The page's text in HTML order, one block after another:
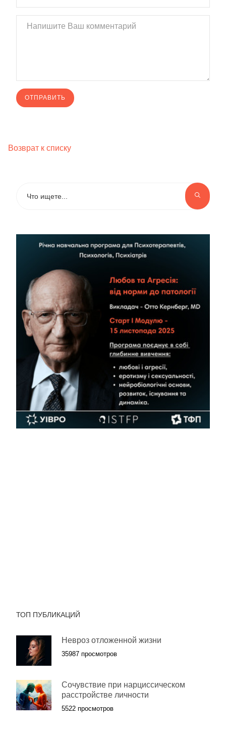
Возврат к списку
ТОП ПУБЛИКАЦИЙ
Невроз отложенной жизни
35987 просмотров
Сочувствие при нарциссическом
расстройстве личности
5522 просмотров